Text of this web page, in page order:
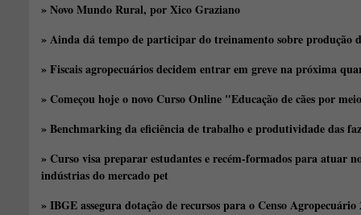
» Novo Mundo Rural, por Xico Graziano
» Ainda dá tempo de participar do treinamento sobre produção
» Fiscais agropecuários decidem entrar em greve na próxima
» Começou hoje o novo Curso Online "Educação de cães por
» Benchmarking da eficiência de trabalho e produtividade das
» Curso visa preparar estudantes e recém-formados para atuar
indústrias do mercado pet
» IBGE assegura dotação de recursos para o Censo Agropecuário